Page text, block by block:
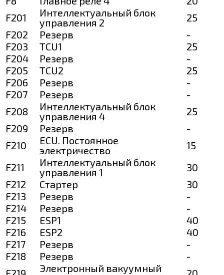
F201
Интеллектуальный блок
управления 2
25
F202
Резерв
-
F203
TCU1
25
F204
Резерв
-
F205
TCU2
25
F206
Резерв
-
F207
Резерв
-
F208
Интеллектуальный блок
управления 4
25
F209
Резерв
-
F210
ECU. Постоянное
электричество
15
F211
Интеллектуальный блок
управления 1
30
F212
Стартер
30
F213
Резерв
-
F214
Резерв
-
F215
ESP1
40
F216
ESP2
40
F217
Резерв
-
F218
Резерв
-
Электронный вакуумный